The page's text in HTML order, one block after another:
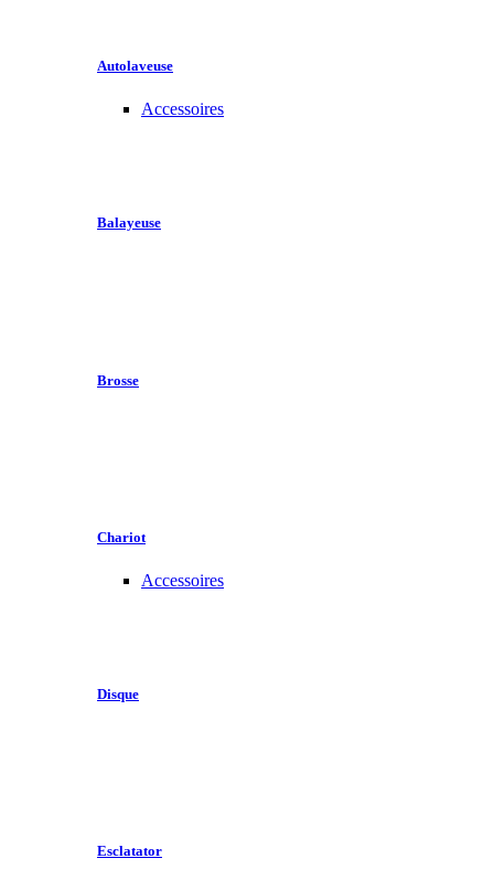
Autolaveuse
Accessoires
Balayeuse
Brosse
Chariot
Accessoires
Disque
Esclatator